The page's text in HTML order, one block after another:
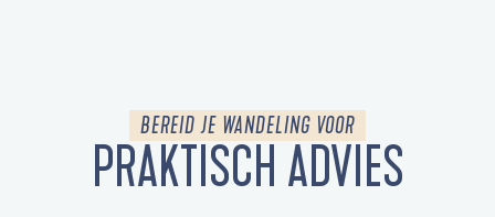
BEREID JE WANDELING VOOR
PRAKTISCH ADVIES